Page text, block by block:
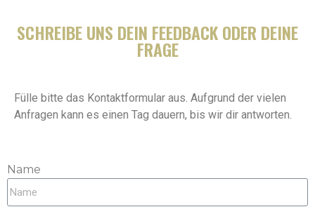
SCHREIBE UNS DEIN FEEDBACK ODER DEINE
FRAGE
Fülle bitte das Kontaktformular aus. Aufgrund der vielen
Anfragen kann es einen Tag dauern, bis wir dir antworten.
Name